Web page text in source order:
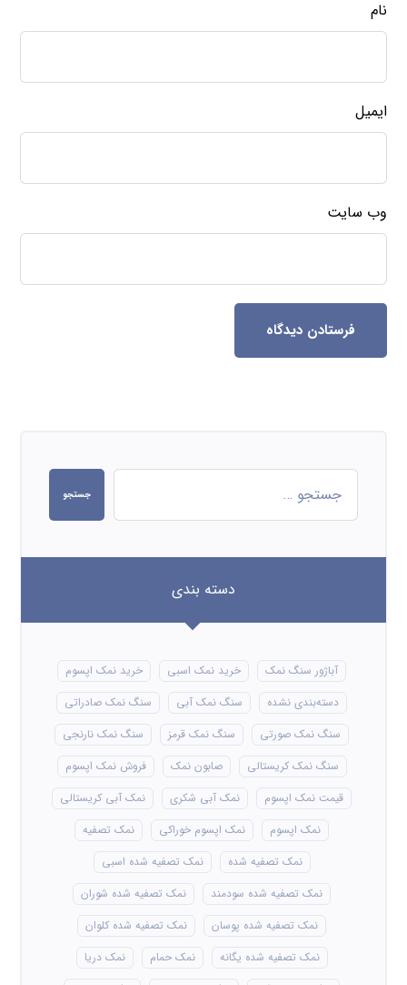
نام
ایمیل
وب‌ سایت
فرستادن دیدگاه
جستجو
دسته بندی
آباژور سنگ نمک خرید نمک اسبی
خرید نمک اپسوم
دسته‌بندی نشده
سنگ نمک آبی
سنگ نمک صادراتی
سنگ نمک صورتی
سنگ نمک قرمز
سنگ نمک نارنجی
سنگ نمک کریستالی
صابون نمک
فروش نمک اپسوم
قیمت نمک اپسوم
نمک آبی شکری
نمک آبی کریستالی
نمک اپسوم
نمک اپسوم خوراکی
نمک تصفیه
نمک تصفیه شده
نمک تصفیه شده اسبی
نمک تصفیه شده سودمند
نمک تصفیه شده شوران
نمک تصفیه شده پوسان
نمک تصفیه شده کلوان
نمک تصفیه شده یگانه
نمک حمام
نمک دریا